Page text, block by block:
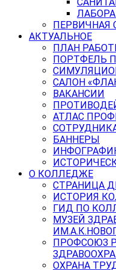
ПЕРВИЧНАЯ
АКТУАЛЬНОЕ
ПЛАН
ПОРТФЕЛЬ
САЛОН
ВАКАНСИИ
АТЛАС
БАННЕРЫ
О КОЛЛЕДЖЕ
СТРАНИЦА
ИСТОРИЯ
ГИД ПО
МУЗЕЙ
ПРОФСОЮЗ
ОХРАНА